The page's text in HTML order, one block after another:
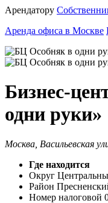
Арендатору
Аренда офиса в Москве
Бизнес-
одни руки»
Москва, Васильевская
Где находится
Округ
Район
Номер налоговой